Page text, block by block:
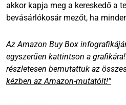
akkor kapja meg a kereskedő a
bevásárlókosár mezőt, ha
Az Amazon Buy Box
egyszerűen kattintson a
részletesen bemutattuk az
kézben az Amazon-mutatóit!”